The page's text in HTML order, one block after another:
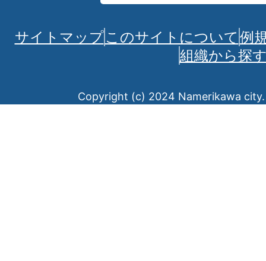
サイトマップこのサイトについて 例
組織から探
Copyright (c) 2024 Namerikawa